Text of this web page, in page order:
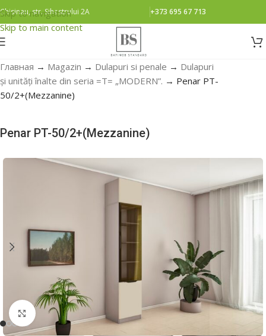
Skip to navigation
Skip to main content
Chisinau, str. Sihastrului 2A +373 695 67 713
Главная → Magazin → Dulapuri si penale → Dulapuri
și unități înalte din seria =Т= „MODERN”. → Penar PT-
50/2+(Mezzanine)
Penar PT-50/2+(Mezzanine)
Faceți click pentru a mări